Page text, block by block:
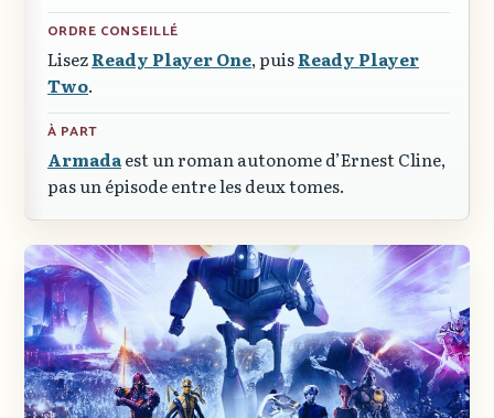
ORDRE CONSEILLÉ
LisezReady Player One, puisReady Player
Two.
À PART
Armadaest un roman autonome d’Ernest Cline,
pas un épisode entre les deux tomes.